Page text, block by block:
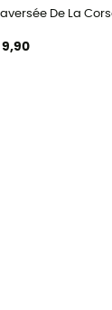
De La